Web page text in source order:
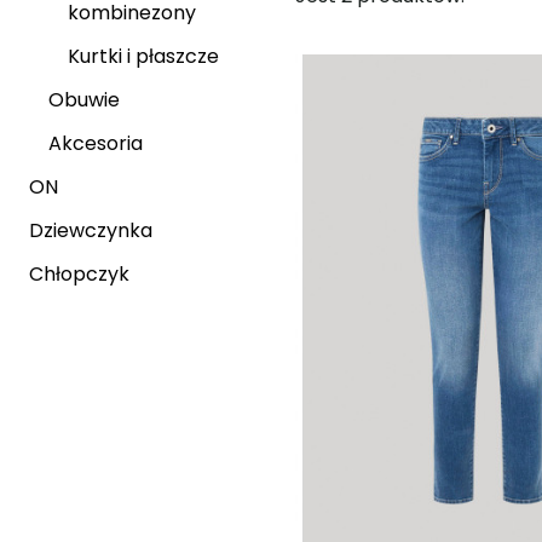
kombinezony
Kurtki i płaszcze
Obuwie
Akcesoria
ON
Dziewczynka
Chłopczyk